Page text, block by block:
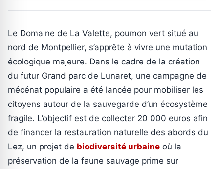
Le Domaine de La Valette, poumon vert situé au
nord de Montpellier, s’apprête à vivre une mutation
écologique majeure. Dans le cadre de la création
du futur Grand parc de Lunaret, une campagne de
mécénat populaire a été lancée pour mobiliser les
citoyens autour de la sauvegarde d’un écosystème
fragile. L’objectif est de collecter 20 000 euros afin
de financer la restauration naturelle des abords du
Lez, un projet de biodiversité urbaine où la
préservation de la faune sauvage prime sur